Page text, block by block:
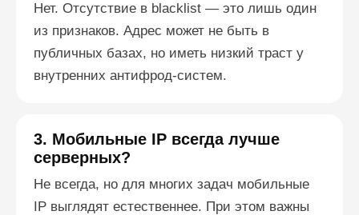
Нет. Отсутствие в blacklist — это лишь один
из признаков. Адрес может не быть в
публичных базах, но иметь низкий траст у
внутренних антифрод-систем.
3. Мобильные IP всегда лучше
серверных?
Не всегда, но для многих задач мобильные
IP выглядят естественнее. При этом важны